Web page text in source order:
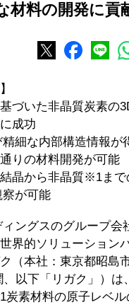
材料の開発に貢
づいた非晶質炭素の
成功
細な内部構造情報が
りの材料開発が可能
晶から非晶質※1まで
が可能
ィングスのグループ会
界的ソリューション
（本社：東京都昭島
以下「リガク」）は
素材料の原子レベル